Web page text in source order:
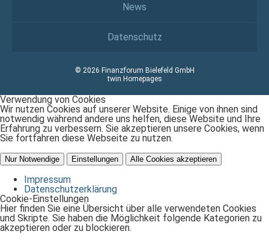
News
Datenschutz
© 2026 Finanzforum Bielefeld GmbH
twin Homepages
Verwendung von Cookies
Wir nutzen Cookies auf unserer Website. Einige von ihnen sind
notwendig während andere uns helfen, diese Website und Ihre
Erfahrung zu verbessern. Sie akzeptieren unsere Cookies, wenn
Sie fortfahren diese Webseite zu nutzen.
Nur Notwendige Einstellungen Alle Cookies akzeptieren
Impressum
Datenschutzerklärung
Cookie-Einstellungen
Hier finden Sie eine Übersicht über alle verwendeten Cookies
und Skripte. Sie haben die Möglichkeit folgende Kategorien zu
akzeptieren oder zu blockieren.